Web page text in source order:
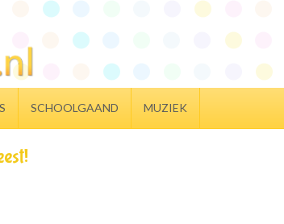
SCHOOLGAAND MUZIEK